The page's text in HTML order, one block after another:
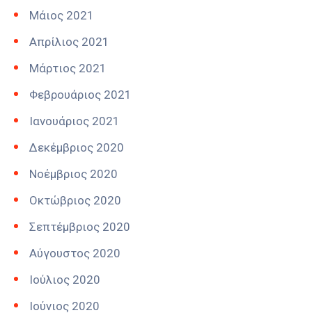
Μάιος 2021
Απρίλιος 2021
Μάρτιος 2021
Φεβρουάριος 2021
Ιανουάριος 2021
Δεκέμβριος 2020
Νοέμβριος 2020
Οκτώβριος 2020
Σεπτέμβριος 2020
Αύγουστος 2020
Ιούλιος 2020
Ιούνιος 2020